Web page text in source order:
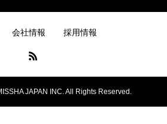
会社情報 採用情報
JAPAN INC. All Rights Reserved.